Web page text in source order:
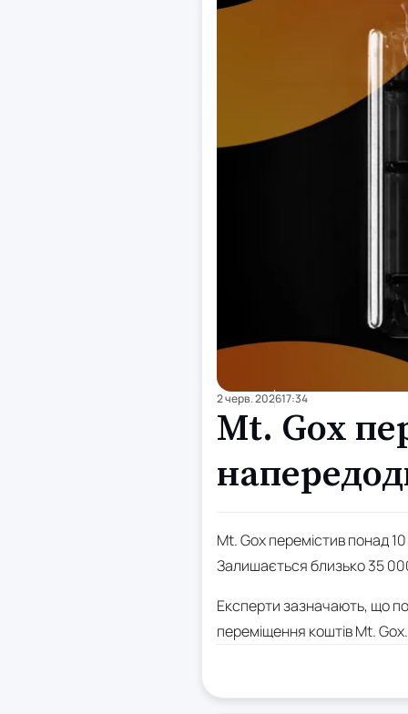
2 черв. 202617:34
Mt. Gox
Mt. Gox перемістив понад
Залишається близько 35
Експерти зазначають, що
переміщення коштів Mt.